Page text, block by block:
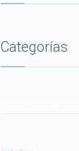
Categorías